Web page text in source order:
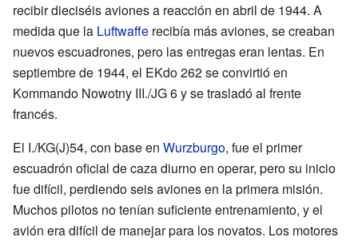
recibir dieciséis aviones a reacción en abril de 1944. A
medida que la Luftwaffe recibía más aviones, se creaban
nuevos escuadrones, pero las entregas eran lentas. En
septiembre de 1944, el EKdo 262 se convirtió en
Kommando Nowotny III./JG 6 y se trasladó al frente
francés.
El I./KG(J)54, con base en Wurzburgo, fue el primer
escuadrón oficial de caza diurno en operar, pero su inicio
fue difícil, perdiendo seis aviones en la primera misión.
Muchos pilotos no tenían suficiente entrenamiento, y el
avión era difícil de manejar para los novatos. Los motores